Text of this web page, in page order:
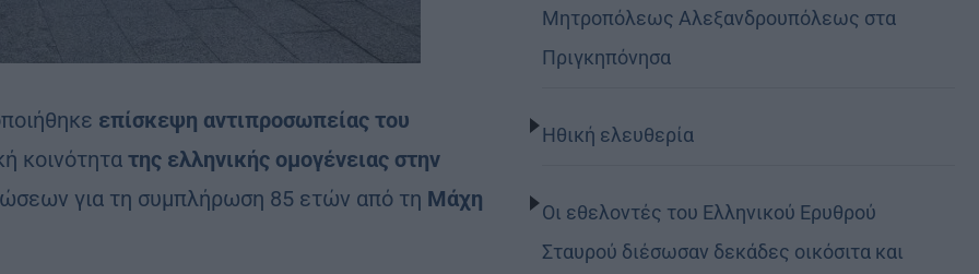
επίσκεψη αντιπροσωπείας του
κοινότητα της ελληνικής ομογένειας στην
για τη συμπλήρωση 85 ετών από τη Μάχη
Μητροπόλεως Αλεξανδρουπόλεως στα
Πριγκηπόνησα
Ηθική ελευθερία
Οι εθελοντές του Ελληνικού Ερυθρού
Σταυρού διέσωσαν δεκάδες οικόσιτα και